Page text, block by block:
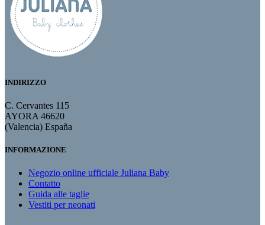
INDIRIZZO
C. Cervantes 115
AYORA 46620
(Valencia) España
INFORMAZIONE
Negozio online ufficiale Juliana Baby
Contatto
Guida alle taglie
Vestiti per neonati